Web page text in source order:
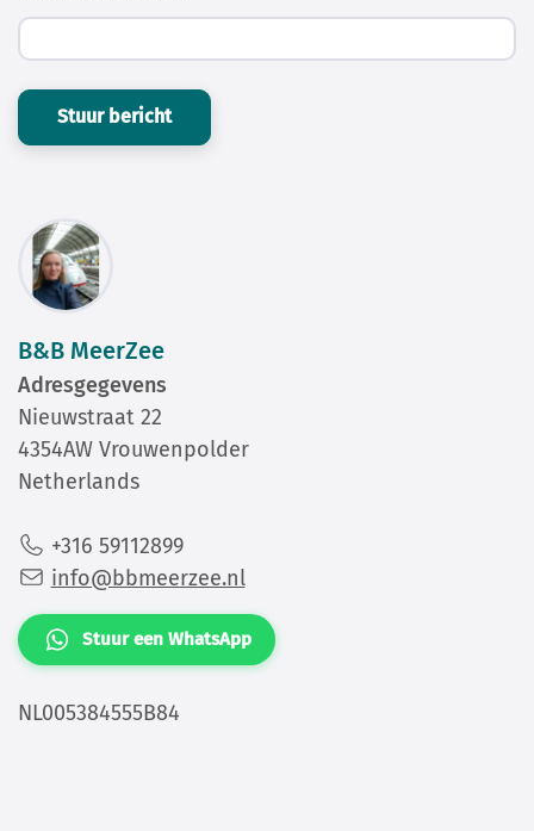
Stuur bericht
B&B MeerZee
Adresgegevens
Nieuwstraat 22
4354AW Vrouwenpolder
Netherlands
+316 59112899
info@bbmeerzee.nl
Stuur een WhatsApp
NL005384555B84